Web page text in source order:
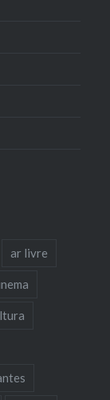
ar livre